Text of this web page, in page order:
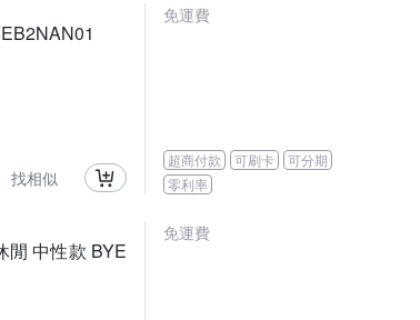
找相似
免運費
超商付款 可刷卡
可分期
零利率
閒 中性款 BYE
免運費